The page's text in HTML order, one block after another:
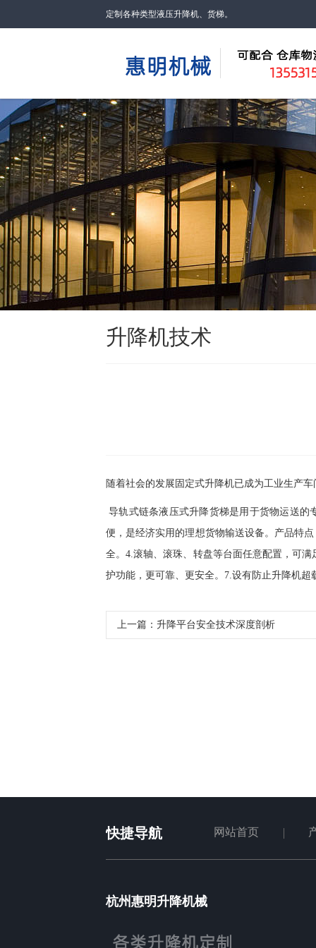
定制各种类型液压升降机、货梯。
升降机技术
随着社会的发展固定式升降机已成为工业生产
导轨式链条液压式升降货梯是用于货物运送的
便，是经济实用的理想货物输送设备。产品特
全。4.滚轴、滚珠、转盘等台面任意配置，可
护功能，更可靠、更安全。7.设有防止升降机
上一篇： 升降平台安全技术深度剖析
快捷导航 网站首页
杭州惠明升降机械